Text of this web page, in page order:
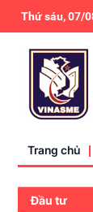
Thứ sáu, 07/
Trang chủ
Đầu tư